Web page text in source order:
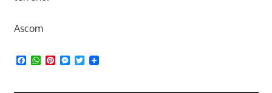
Ascom
Facebook
WhatsApp
Pinterest
Messenger
Twitter